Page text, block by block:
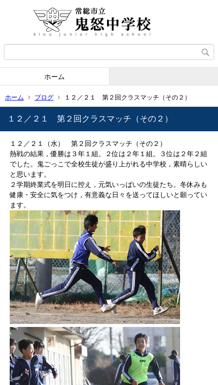
ホーム
ホーム ブログ １２／２１ 第２回クラスマッチ（その２）
１２／２１ 第２回クラスマッチ（その２）
１２／２１（水） 第２回クラスマッチ（その２）
熱戦の結果，優勝は３年１組。２位は２年１組。３位は２年２組
でした。鬼ごっこで全校生徒が盛り上がれる中学校，素晴らしい
と思います。
２学期終業式を明日に控え，元気いっぱいの生徒たち。冬休みも
健康・安全に気をつけ，有意義な日々を送ってほしいと願ってい
ます。